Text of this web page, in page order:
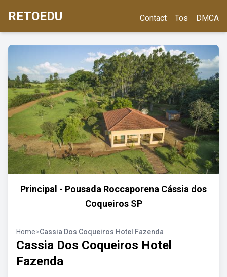
RETOEDU Contact Tos DMCA
Principal - Pousada Roccaporena Cássia dos
Coqueiros SP
Home>Cassia Dos Coqueiros Hotel Fazenda
Cassia Dos Coqueiros Hotel
Fazenda